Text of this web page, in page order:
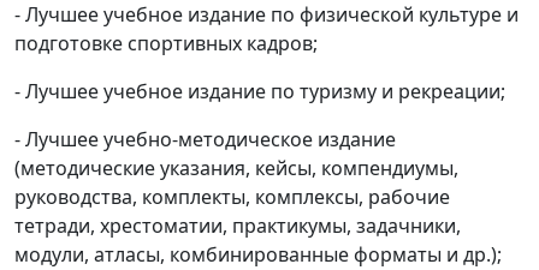
- Лучшее учебное издание по физической культуре и
подготовке спортивных кадров;
- Лучшее учебное издание по туризму и рекреации;
- Лучшее учебно-методическое издание
(методические указания, кейсы, компендиумы,
руководства, комплекты, комплексы, рабочие
тетради, хрестоматии, практикумы, задачники,
модули, атласы, комбинированные форматы и др.);